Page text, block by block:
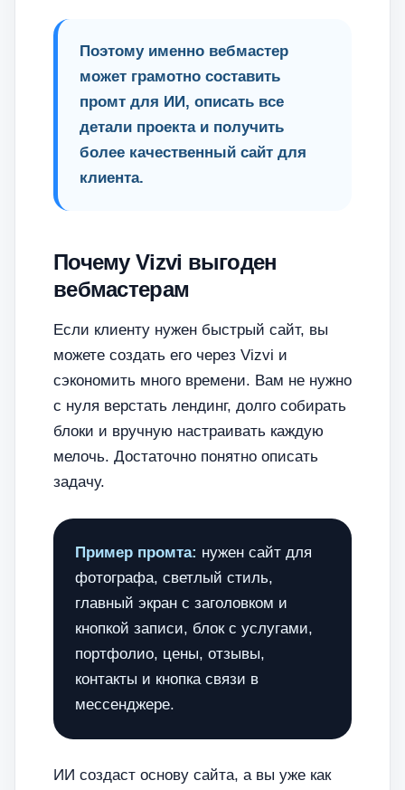
Поэтому именно вебмастер
может грамотно составить
промт для ИИ, описать все
детали проекта и получить
более качественный сайт для
клиента.
Почему Vizvi выгоден
вебмастерам
Если клиенту нужен быстрый сайт, вы
можете создать его через Vizvi и
сэкономить много времени. Вам не нужно
с нуля верстать лендинг, долго собирать
блоки и вручную настраивать каждую
мелочь. Достаточно понятно описать
задачу.
Пример промта: нужен сайт для
фотографа, светлый стиль,
главный экран с заголовком и
кнопкой записи, блок с услугами,
портфолио, цены, отзывы,
контакты и кнопка связи в
мессенджере.
ИИ создаст основу сайта, а вы уже как